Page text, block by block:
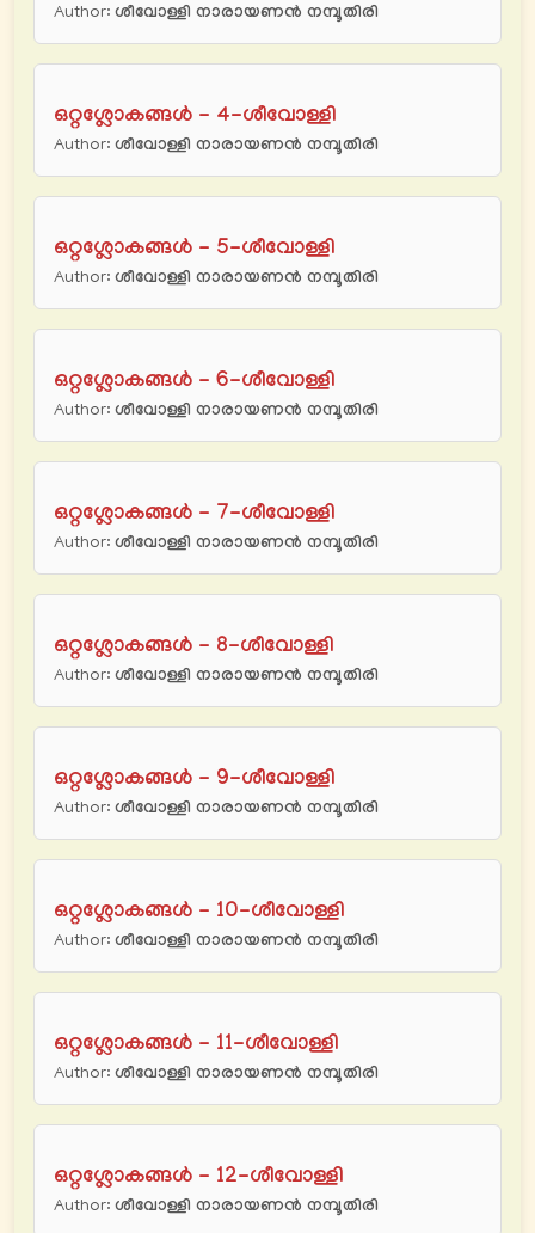
Author: ശീവോള്ളി നാരായണന്‍ നമ്പൂതിരി
ഒറ്റശ്ലോകങ്ങൾ - 4-ശീവോള്ളി
Author: ശീവോള്ളി നാരായണന്‍ നമ്പൂതിരി
ഒറ്റശ്ലോകങ്ങൾ - 5-ശീവോള്ളി
Author: ശീവോള്ളി നാരായണന്‍ നമ്പൂതിരി
ഒറ്റശ്ലോകങ്ങൾ - 6-ശീവോള്ളി
Author: ശീവോള്ളി നാരായണന്‍ നമ്പൂതിരി
ഒറ്റശ്ലോകങ്ങൾ - 7-ശീവോള്ളി
Author: ശീവോള്ളി നാരായണന്‍ നമ്പൂതിരി
ഒറ്റശ്ലോകങ്ങൾ - 8-ശീവോള്ളി
Author: ശീവോള്ളി നാരായണന്‍ നമ്പൂതിരി
ഒറ്റശ്ലോകങ്ങൾ - 9-ശീവോള്ളി
Author: ശീവോള്ളി നാരായണന്‍ നമ്പൂതിരി
ഒറ്റശ്ലോകങ്ങൾ - 10-ശീവോള്ളി
Author: ശീവോള്ളി നാരായണന്‍ നമ്പൂതിരി
ഒറ്റശ്ലോകങ്ങൾ - 11-ശീവോള്ളി
Author: ശീവോള്ളി നാരായണന്‍ നമ്പൂതിരി
ഒറ്റശ്ലോകങ്ങൾ - 12-ശീവോള്ളി
Author: ശീവോള്ളി നാരായണന്‍ നമ്പൂതിരി